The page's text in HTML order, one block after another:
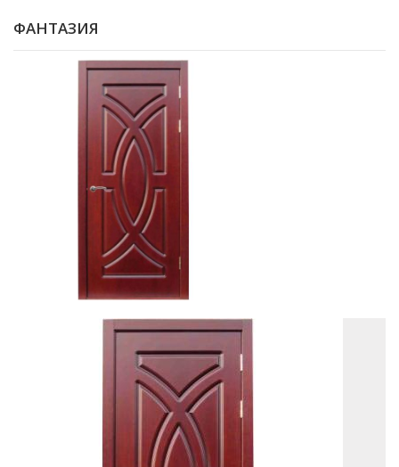
ФАНТАЗИЯ